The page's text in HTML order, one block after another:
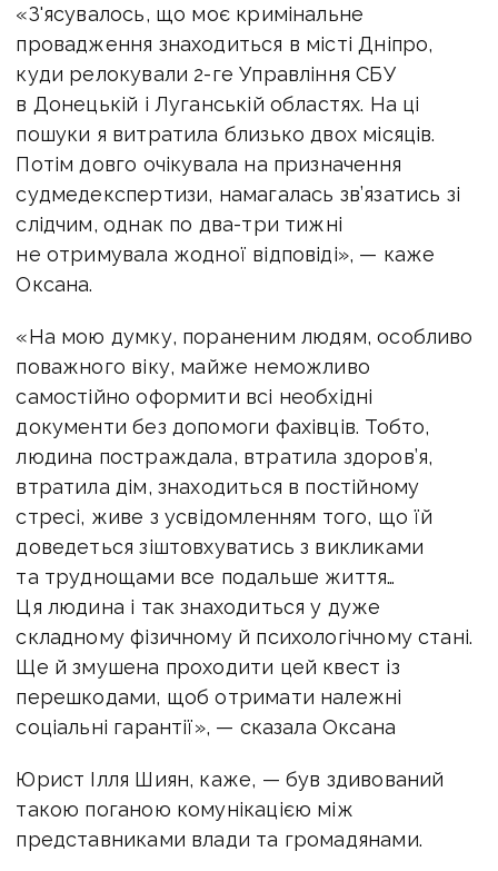
«З'ясувалось, що моє кримінальне
провадження знаходиться в місті Дніпро,
куди релокували 2-ге Управління СБУ
в Донецькій і Луганській областях. На ці
пошуки я витратила близько двох місяців.
Потім довго очікувала на призначення
судмедекспертизи, намагалась зв’язатись зі
слідчим, однак по два-три тижні
не отримувала жодної відповіді», — каже
Оксана.
«На мою думку, пораненим людям, особливо
поважного віку, майже неможливо
самостійно оформити всі необхідні
документи без допомоги фахівців. Тобто,
людина постраждала, втратила здоров’я,
втратила дім, знаходиться в постійному
стресі, живе з усвідомленням того, що їй
доведеться зіштовхуватись з викликами
та труднощами все подальше життя…
Ця людина і так знаходиться у дуже
складному фізичному й психологічному стані.
Ще й змушена проходити цей квест із
перешкодами, щоб отримати належні
соціальні гарантії», — сказала Оксана
Юрист Ілля Шиян, каже, — був здивований
такою поганою комунікацією між
представниками влади та громадянами.